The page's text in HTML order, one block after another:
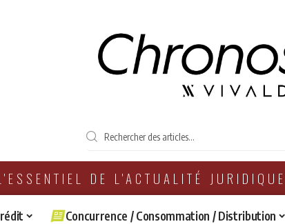
DE L'ACTUALITÉ
Concurrence / Consommation / Distribution